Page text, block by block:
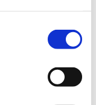
på, hvor